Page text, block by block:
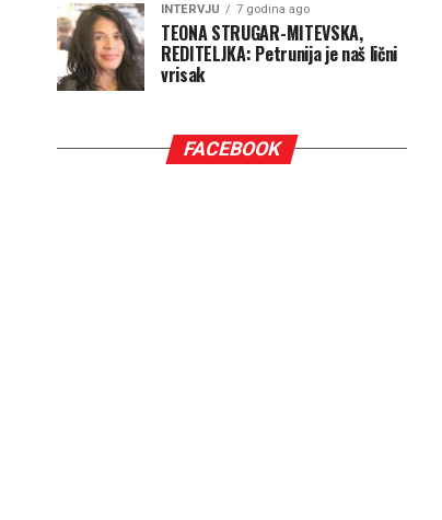
INTERVJU 7 godina ago
TEONA STRUGAR-MITEVSKA,
REDITELJKA: Petrunija je naš lični
vrisak
FACEBOOK